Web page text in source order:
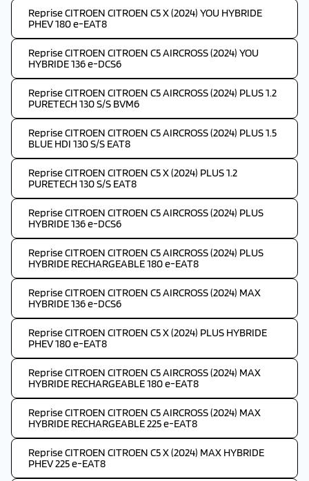
Reprise CITROEN CITROEN C5 X (2024) YOU HYBRIDE
PHEV 180 e-EAT8
Reprise CITROEN CITROEN C5 AIRCROSS (2024) YOU
HYBRIDE 136 e-DCS6
Reprise CITROEN CITROEN C5 AIRCROSS (2024) PLUS 1.2
PURETECH 130 S/S BVM6
Reprise CITROEN CITROEN C5 AIRCROSS (2024) PLUS 1.5
BLUE HDI 130 S/S EAT8
Reprise CITROEN CITROEN C5 X (2024) PLUS 1.2
PURETECH 130 S/S EAT8
Reprise CITROEN CITROEN C5 AIRCROSS (2024) PLUS
HYBRIDE 136 e-DCS6
Reprise CITROEN CITROEN C5 AIRCROSS (2024) PLUS
HYBRIDE RECHARGEABLE 180 e-EAT8
Reprise CITROEN CITROEN C5 AIRCROSS (2024) MAX
HYBRIDE 136 e-DCS6
Reprise CITROEN CITROEN C5 X (2024) PLUS HYBRIDE
PHEV 180 e-EAT8
Reprise CITROEN CITROEN C5 AIRCROSS (2024) MAX
HYBRIDE RECHARGEABLE 180 e-EAT8
Reprise CITROEN CITROEN C5 AIRCROSS (2024) MAX
HYBRIDE RECHARGEABLE 225 e-EAT8
Reprise CITROEN CITROEN C5 X (2024) MAX HYBRIDE
PHEV 225 e-EAT8